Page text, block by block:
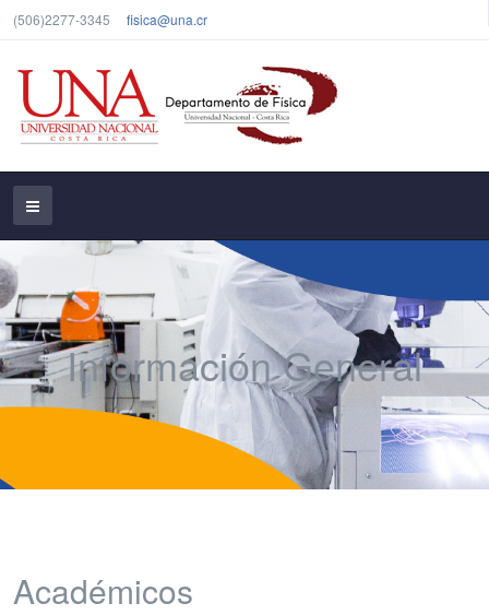
(506)2277-3345 fisica@una.cr
Información General
Académicos